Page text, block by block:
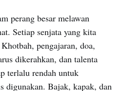
perang besar melawan
Setiap senjata yang kita
pengajaran, doa,
dikerahkan, dan talenta
terlalu rendah untuk
digunakan. Bajak, kapak, dan